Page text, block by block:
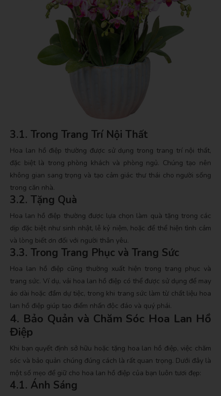
3.1. Trong Trang Trí Nội Thất
Hoa lan hồ điệp thường được sử dụng trong trang trí nội thất,
đặc biệt là trong phòng khách và phòng ngủ. Chúng tạo nên
không gian sang trọng và tạo cảm giác thư thái cho người sống
trong căn nhà.
3.2. Tặng Quà
Hoa lan hồ điệp thường được lựa chọn làm quà tặng trong các
dịp đặc biệt như sinh nhật, lễ kỷ niệm, hoặc để thể hiện tình cảm
và lòng biết ơn đối với người thân yêu.
3.3. Trong Trang Phục và Trang Sức
Hoa lan hồ điệp cũng thường xuất hiện trong trang phục và
trang sức. Ví dụ, vải hoa lan hồ điệp có thể được sử dụng để may
áo dài hoặc đầm dự tiệc, trong khi trang sức làm từ chất liệu hoa
lan hồ điệp giúp tạo điểm nhấn độc đáo và quý phái.
4. Bảo Quản và Chăm Sóc Hoa Lan Hồ
Điệp
Khi bạn quyết định sở hữu hoặc tặng hoa lan hồ điệp, việc chăm
sóc và bảo quản chúng đúng cách là rất quan trọng. Dưới đây là
một số mẹo để giữ cho hoa lan hồ điệp của bạn luôn tươi đẹp:
4.1. Ánh Sáng